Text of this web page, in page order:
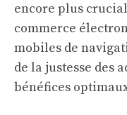
encore plus
commerce
mobiles de
de la justesse des
bénéfices